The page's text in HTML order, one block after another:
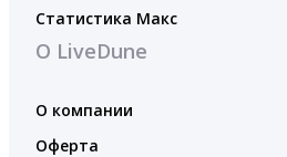
Статистика Макс
О LiveDune
О компании
Оферта